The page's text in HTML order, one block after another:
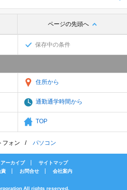
ページの先頭へ
保存中の条件
住所から
通勤通学時間から
TOP
フォン パソコン
アーカイブ
サイトマップ
責 お問合せ 会社案内
All rights reserved.